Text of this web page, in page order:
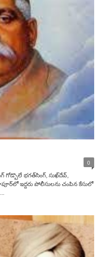
0
‌గోడ్బొలే భగత్‌సింగ్‌, ‌సుఖ్‌దేవ్‌,
ఇద్దరు పోలీసులను చంపిన కేసులో